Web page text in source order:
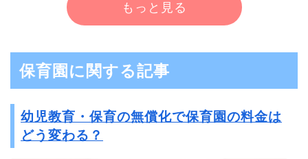
もっと見る
保育園に関する記事
幼児教育・保育の無償化で保育園の料金は
どう変わる？